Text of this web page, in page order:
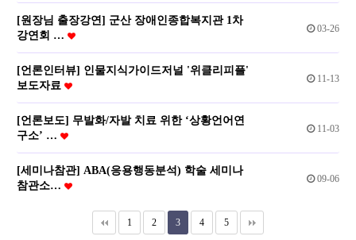
[원장님 출장강연] 군산 장애인종합복지관 1차
강연회 …
03-26
[언론인터뷰] 인물지식가이드저널 '위클리피플'
보도자료
11-13
[언론보도] 무발화/자발 치료 위한 ‘상황언어연
구소’ …
11-03
[세미나참관] ABA(응용행동분석) 학술 세미나
참관소…
09-06
1 2 3 4 5